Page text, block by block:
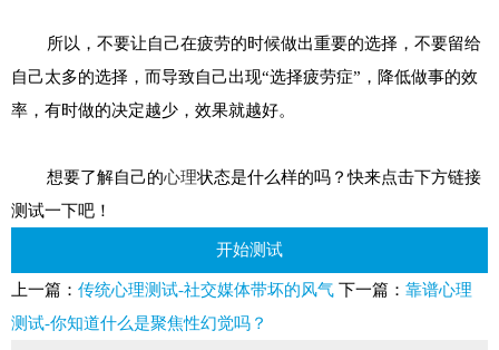
所以，不要让自己在疲劳的时候做出重要的选择，不要留给
自己太多的选择，而导致自己出现“选择疲劳症”，降低做事的效
率，有时做的决定越少，效果就越好。
想要了解自己的心理状态是什么样的吗？快来点击下方链接
测试一下吧！
开始测试
上一篇： 传统心理测试-社交媒体带坏的风气 下一篇： 靠谱心理
测试-你知道什么是聚焦性幻觉吗？